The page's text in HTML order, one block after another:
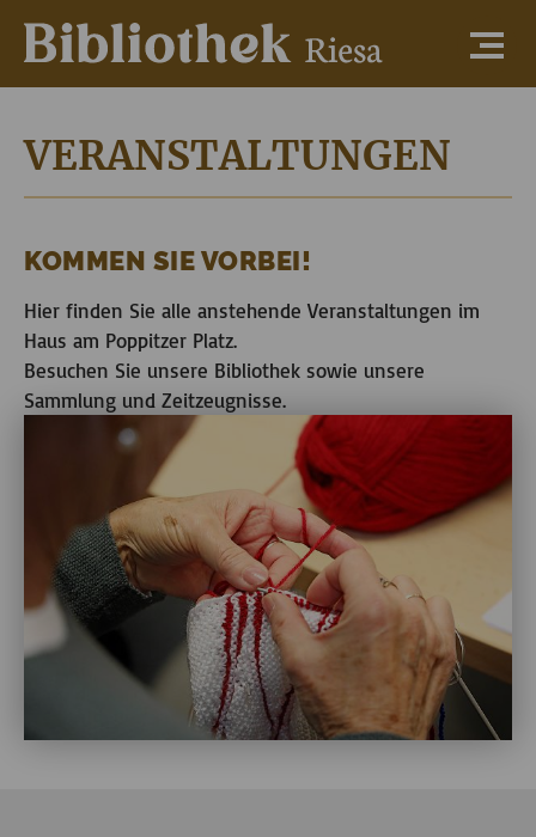
VERANSTALTUNGEN
KOMMEN SIE VORBEI!
Hier finden Sie alle anstehende Veranstaltungen im
Haus am Poppitzer Platz.
Besuchen Sie unsere Bibliothek sowie unsere
Sammlung und Zeitzeugnisse.